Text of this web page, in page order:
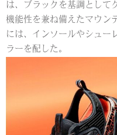
は、ブラックを基調として
機能性を兼ね備えたマウン
には、インソールやシュー
ラーを配した。